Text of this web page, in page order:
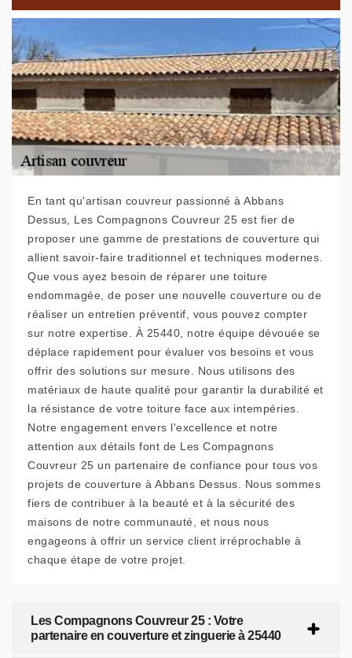
En tant qu'artisan couvreur passionné à Abbans
Dessus, Les Compagnons Couvreur 25 est fier de
proposer une gamme de prestations de couverture qui
allient savoir-faire traditionnel et techniques modernes.
Que vous ayez besoin de réparer une toiture
endommagée, de poser une nouvelle couverture ou de
réaliser un entretien préventif, vous pouvez compter
sur notre expertise. À 25440, notre équipe dévouée se
déplace rapidement pour évaluer vos besoins et vous
offrir des solutions sur mesure. Nous utilisons des
matériaux de haute qualité pour garantir la durabilité et
la résistance de votre toiture face aux intempéries.
Notre engagement envers l'excellence et notre
attention aux détails font de Les Compagnons
Couvreur 25 un partenaire de confiance pour tous vos
projets de couverture à Abbans Dessus. Nous sommes
fiers de contribuer à la beauté et à la sécurité des
maisons de notre communauté, et nous nous
engageons à offrir un service client irréprochable à
chaque étape de votre projet.
Les Compagnons Couvreur 25 : Votre
partenaire en couverture et zinguerie à 25440